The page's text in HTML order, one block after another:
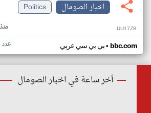
اخبار الصومال
Politics
منذ ١٤ UU17ZB
بي بي سي عربي• bbc.com عدد
أخر ساعة في اخبار الصومال